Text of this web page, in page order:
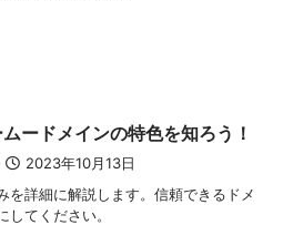
ードメインの特色を知ろう！
2023年10月13日
を詳細に解説します。信頼できるドメ
てください。